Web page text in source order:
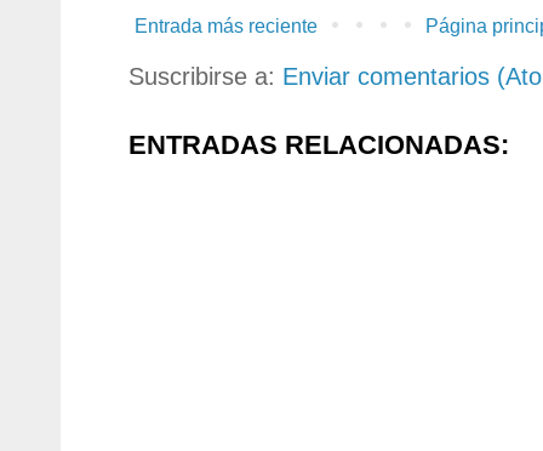
Entrada más reciente Página
Suscribirse a: Enviar comentarios
ENTRADAS RELACIONADAS: